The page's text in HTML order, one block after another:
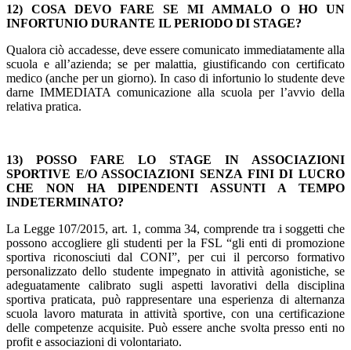
12) COSA DEVO FARE SE MI AMMALO O HO UN
INFORTUNIO DURANTE IL PERIODO DI STAGE?
Qualora ciò accadesse, deve essere comunicato immediatamente alla
scuola e all’azienda; se per malattia, giustificando con certificato
medico (anche per un giorno). In caso di infortunio lo studente deve
darne IMMEDIATA comunicazione alla scuola per l’avvio della
relativa pratica.
13) POSSO FARE LO STAGE IN ASSOCIAZIONI
SPORTIVE E/O ASSOCIAZIONI SENZA FINI DI LUCRO
CHE NON HA DIPENDENTI ASSUNTI A TEMPO
INDETERMINATO?
La Legge 107/2015, art. 1, comma 34, comprende tra i soggetti che
possono accogliere gli studenti per la FSL “gli enti di promozione
sportiva riconosciuti dal CONI”, per cui il percorso formativo
personalizzato dello studente impegnato in attività agonistiche, se
adeguatamente calibrato sugli aspetti lavorativi della disciplina
sportiva praticata, può rappresentare una esperienza di alternanza
scuola lavoro maturata in attività sportive, con una certificazione
delle competenze acquisite. Può essere anche svolta presso enti no
profit e associazioni di volontariato.